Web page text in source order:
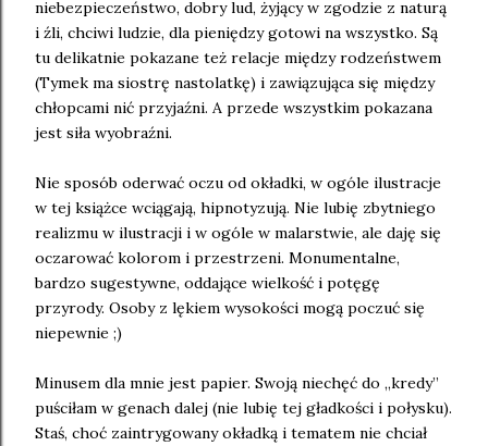
niebezpieczeństwo, dobry lud, żyjący w zgodzie z naturą
i źli, chciwi ludzie, dla pieniędzy gotowi na wszystko. Są
tu delikatnie pokazane też relacje między rodzeństwem
(Tymek ma siostrę nastolatkę) i zawiązująca się między
chłopcami nić przyjaźni. A przede wszystkim pokazana
jest siła wyobraźni.
Nie sposób oderwać oczu od okładki, w ogóle ilustracje
w tej książce wciągają, hipnotyzują. Nie lubię zbytniego
realizmu w ilustracji i w ogóle w malarstwie, ale daję się
oczarować kolorom i przestrzeni. Monumentalne,
bardzo sugestywne, oddające wielkość i potęgę
przyrody. Osoby z lękiem wysokości mogą poczuć się
niepewnie ;)
Minusem dla mnie jest papier. Swoją niechęć do „kredy”
puściłam w genach dalej (nie lubię tej gładkości i połysku).
Staś, choć zaintrygowany okładką i tematem nie chciał